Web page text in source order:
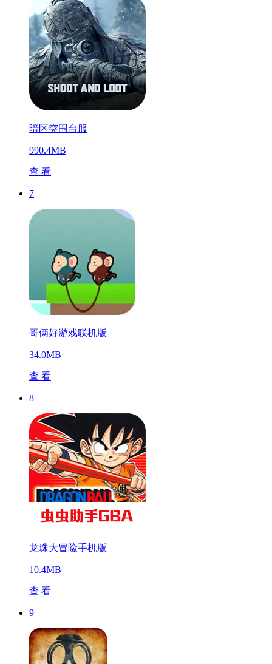
暗区突围台服
990.4MB
查 看
7
哥俩好游戏联机版
34.0MB
查 看
8
龙珠大冒险手机版
10.4MB
查 看
9